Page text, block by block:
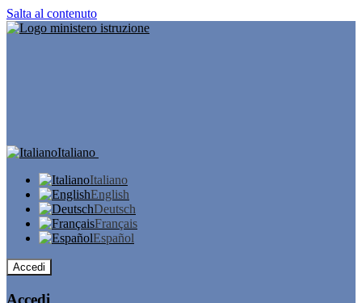
Salta al contenuto
Italiano
Italiano
English
Deutsch
Français
Español
Accedi
Accedi